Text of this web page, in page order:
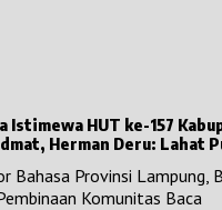
Istimewa HUT ke-157
Herman Deru: Lahat
Sumsel